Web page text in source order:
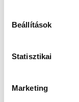
Beállítások
Statisztikai
Marketing